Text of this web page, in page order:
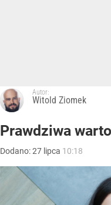
Autor:
Witold Ziomek
Prawdziwa
Dodano:27 lipca 10:18